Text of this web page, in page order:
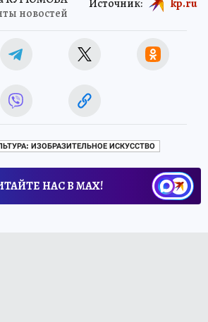
новостей
Источник: kp.ru
ИЗОБРАЗИТЕЛЬНОЕ ИСКУССТВО
НАС В МАХ!